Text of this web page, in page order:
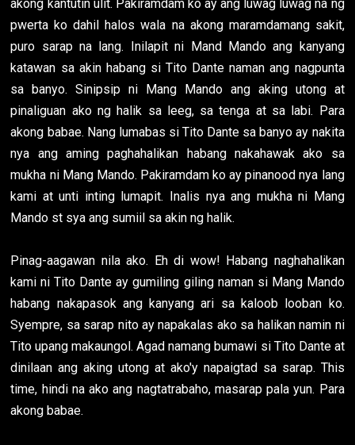
akong kantutin ulit. Pakiramdam ko ay ang luwag luwag na ng
pwerta ko dahil halos wala na akong maramdamang sakit,
puro sarap na lang. Inilapit ni Mand Mando ang kanyang
katawan sa akin habang si Tito Dante naman ang nagpunta
sa banyo. Sinipsip ni Mang Mando ang aking utong at
pinaliguan ako ng halik sa leeg, sa tenga at sa labi. Para
akong babae. Nang lumabas si Tito Dante sa banyo ay nakita
nya ang aming paghahalikan habang nakahawak ako sa
mukha ni Mang Mando. Pakiramdam ko ay pinanood nya lang
kami at unti inting lumapit. Inalis nya ang mukha ni Mang
Mando st sya ang sumiil sa akin ng halik.
Pinag-aagawan nila ako. Eh di wow! Habang naghahalikan
kami ni Tito Dante ay gumiling giling naman si Mang Mando
habang nakapasok ang kanyang ari sa kaloob looban ko.
Syempre, sa sarap nito ay napakalas ako sa halikan namin ni
Tito upang makaungol. Agad namang bumawi si Tito Dante at
dinilaan ang aking utong at ako'y napaigtad sa sarap. This
time, hindi na ako ang nagtatrabaho, masarap pala yun. Para
akong babae.